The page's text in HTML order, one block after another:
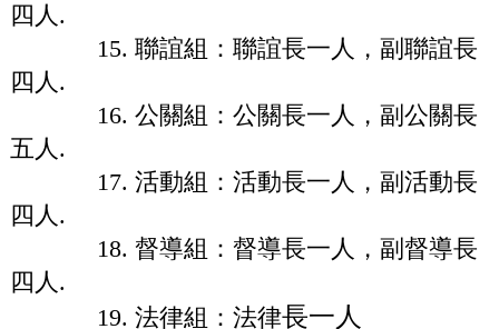
四人.
15. 聯誼組：聯誼長一人，副聯誼長
四人.
16. 公關組：公關長一人，副公關長
五人.
17. 活動組：活動長一人，副活動長
四人.
18. 督導組：督導長一人，副督導長
四人.
19. 法律組：法律長一人